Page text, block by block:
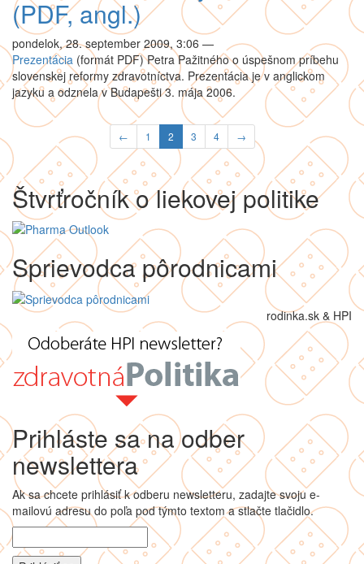
(PDF, angl.)
pondelok, 28. september 2009, 3:06 —
Prezentácia (formát PDF) Petra Pažitného o úspešnom príbehu
slovenskej reformy zdravotníctva. Prezentácia je v anglickom
jazyku a odznela v Budapešti 3. mája 2006.
← 1 2 3 4 →
Štvrťročník o liekovej politike
Sprievodca pôrodnicami
rodinka.sk & HPI
Prihláste sa na odber
newslettera
Ak sa chcete prihlásiť k odberu newsletteru, zadajte svoju e-
mailovú adresu do poľa pod týmto textom a stlačte tlačidlo.